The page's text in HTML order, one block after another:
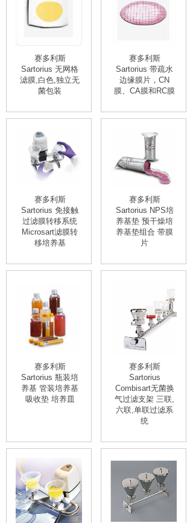
赛多利斯
Sartorius 无网格
滤膜,白色,独立无
菌包装
赛多利斯
Sartorius 带疏水
边缘膜片，CN
膜、CA膜和RC膜
赛多利斯
Sartorius 免接触
过滤膜转移系统
Microsart滤膜转
移培养基
赛多利斯
Sartorius NPS培
养基垫 预干燥培
养基垫组合 带膜
片
赛多利斯
Sartorius 瓶装培
养基 管装培养基
吸收垫 培养皿
赛多利斯
Sartorius
Combisart无菌换
气过滤支架 三联,
六联,单联过滤系
统